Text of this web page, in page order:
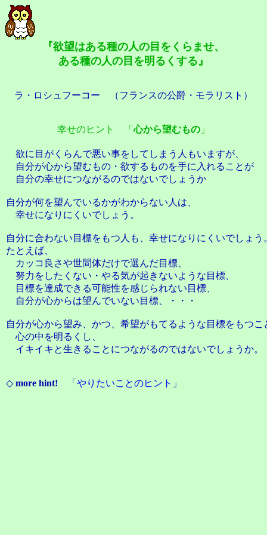
『欲望はある種の人の目をくらませ、
ある種の人の目を明るくする』
ラ・ロシュフーコー （フランスの公爵・モラリスト）
幸せのヒント 「心から望むもの 」
欲に目がくらんで悪い事をしてしまう人もいますが、
自分が心から望むもの・欲するものを手に入れることが
自分の幸せにつながるのではないでしょうか
自分が何を望んでいるかがわからない人は、
幸せになりにくいでしょう。
自分に合わない目標をもつ人も、幸せになりにくいでしょう
たとえば、
カッコ良さや世間体だけで選んだ目標、
努力をしたくない・やる気が起きないような目標、
目標を達成できる可能性を感じられない目標、
自分が心からは望んでいない目標、・・・
自分が心から望み、かつ、希望がもてるような目標をもつこ
心の中を明るくし、
イキイキと生きることにつながるのではないでしょうか。
◇ more hint! 「 やりたいことのヒント 」